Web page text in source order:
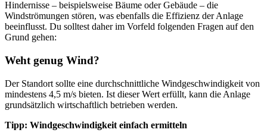
Hindernisse – beispielsweise Bäume oder Gebäude – die
Windströmungen stören, was ebenfalls die Effizienz der Anlage
beeinflusst. Du solltest daher im Vorfeld folgenden Fragen auf den
Grund gehen:
Weht genug Wind?
Der Standort sollte eine durchschnittliche Windgeschwindigkeit von
mindestens 4,5 m/s bieten. Ist dieser Wert erfüllt, kann die Anlage
grundsätzlich wirtschaftlich betrieben werden.
Tipp: Windgeschwindigkeit einfach ermitteln